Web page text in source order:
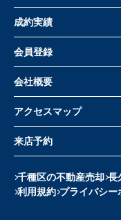
成約実績
会員登録
会社概要
アクセスマップ
来店予約
千種区の不動産売却 長
利用規約 プライバシー